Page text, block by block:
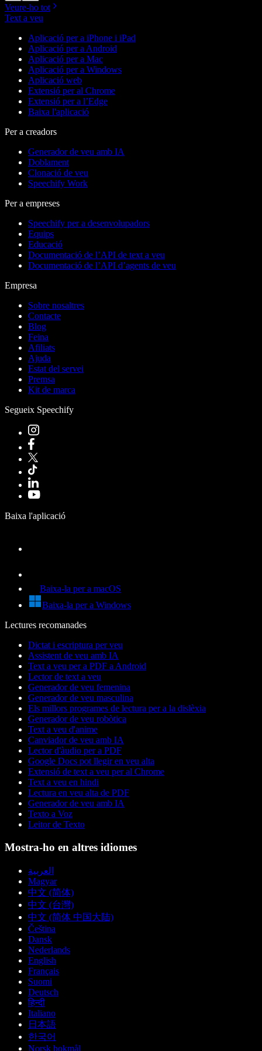
Veure-ho tot
Text a veu
Aplicació per a iPhone i iPad
Aplicació per a Android
Aplicació per a Mac
Aplicació per a Windows
Aplicació web
Extensió per al Chrome
Extensió per a l’Edge
Baixa l'aplicació
Per a creadors
Generador de veu amb IA
Doblament
Clonació de veu
Speechify Work
Per a empreses
Speechify per a desenvolupadors
Equips
Educació
Documentació de l’API de text a veu
Documentació de l’API d’agents de veu
Empresa
Sobre nosaltres
Contacte
Blog
Feina
Afiliats
Ajuda
Estat del servei
Premsa
Kit de marca
Segueix Speechify
Baixa l'aplicació
Baixa-la per a macOS
Baixa-la per a Windows
Lectures recomanades
Dictat i escriptura per veu
Assistent de veu amb IA
Text a veu per a PDF a Android
Lector de text a veu
Generador de veu femenina
Generador de veu masculina
Els millors programes de lectura per a la dislèxia
Generador de veu robòtica
Text a veu d'anime
Canviador de veu amb IA
Lector d'àudio per a PDF
Google Docs pot llegir en veu alta
Extensió de text a veu per al Chrome
Text a veu en hindi
Lectura en veu alta de PDF
Generador de veu amb IA
Texto a Voz
Leitor de Texto
Mostra-ho en altres idiomes
العربية
Magyar
中文 (简体)
中文 (台灣)
中文 (简体 中国大陆)
Čeština
Dansk
Nederlands
English
Français
Suomi
Deutsch
हिन्दी
Italiano
日本語
한국어
Norsk bokmål